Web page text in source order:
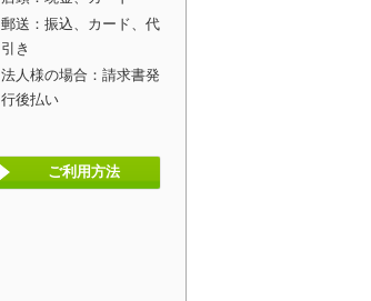
郵送：振込、カード、代
引き
法人様の場合：請求書発
行後払い
ご利用方法